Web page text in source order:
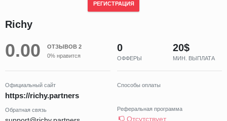
Richy
0.00
ОТЗЫВОВ 2
0% нравится
0
ОФФЕРЫ
20$
МИН. ВЫПЛАТА
Официальный сайт
https://richy.partners
Обратная связь
Способы оплаты
Реферальная программа
Отсутствует
РЕГИСТРАЦИЯ